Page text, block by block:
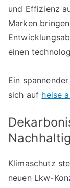
und Effizienz
Marken
einen
Ein
sich auf heise
Klimaschutz
neuen Lkw-